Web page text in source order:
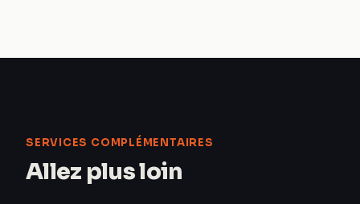
SERVICES COMPLÉMENTAIRES
Allez plus loin